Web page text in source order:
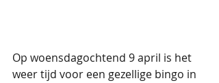
Op woensdagochtend 9 april is het
weer tijd voor een gezellige bingo in